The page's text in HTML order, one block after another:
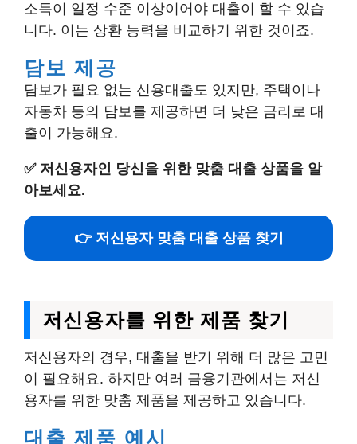
소득이 일정 수준 이상이어야 대출이 할 수 있습
니다. 이는 상환 능력을 비교하기 위한 것이죠.
담보 제공
담보가 필요 없는 신용대출도 있지만, 주택이나
자동차 등의 담보를 제공하면 더 낮은 금리로 대
출이 가능해요.
✅ 저신용자인 당신을 위한 맞춤 대출 상품을 알
아보세요.
👉 저신용자 맞춤 대출 상품 찾기
저신용자를 위한 제품 찾기
저신용자의 경우, 대출을 받기 위해 더 많은 고민
이 필요해요. 하지만 여러 금융기관에서는 저신
용자를 위한 맞춤 제품을 제공하고 있습니다.
대출 제품 예시